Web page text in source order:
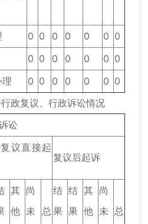
0 0 0 0 0 0 0
0 0 0 0 0 0 0
0 0 0 0 0 0 0
复议、行政诉讼情况
讼
议直接起
复议后起诉
其
他
尚
未 总
结
果
结
果
其
他
尚
未 总